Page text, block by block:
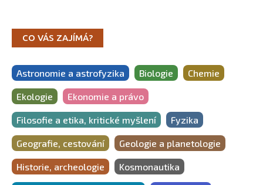
CO VÁS ZAJÍMÁ?
Astronomie a astrofyzika Biologie Chemie
Ekologie Ekonomie a právo
Filosofie a etika, kritické myšlení Fyzika
Geografie, cestování Geologie a planetologie
Historie, archeologie Kosmonautika